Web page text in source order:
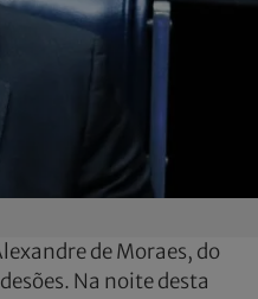
de Moraes, do
Na noite desta